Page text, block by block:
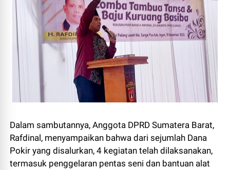
Dalam sambutannya, Anggota DPRD Sumatera Barat,
Rafdinal, menyampaikan bahwa dari sejumlah Dana
Pokir yang disalurkan, 4 kegiatan telah dilaksanakan,
termasuk penggelaran pentas seni dan bantuan alat